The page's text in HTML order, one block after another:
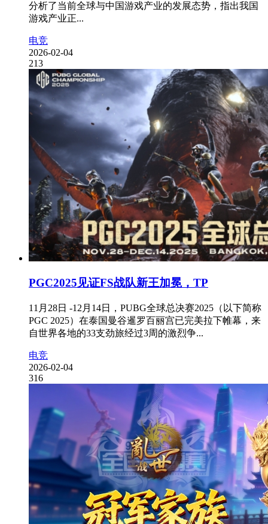
分析了当前全球与中国游戏产业的发展态势，指出我国
游戏产业正...
电竞
2026-02-04
213
PGC2025见证FS战队新王加冕，TP
11月28日 -12月14日，PUBG全球总决赛2025（以下简称
PGC 2025）在泰国曼谷暹罗百丽宫已完美拉下帷幕，来
自世界各地的33支劲旅经过3周的激烈争...
电竞
2026-02-04
316